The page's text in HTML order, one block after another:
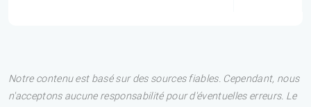
Notre contenu est basé sur des sources fiables. Cependant, nous
n'acceptons aucune responsabilité pour d'éventuelles erreurs. Le